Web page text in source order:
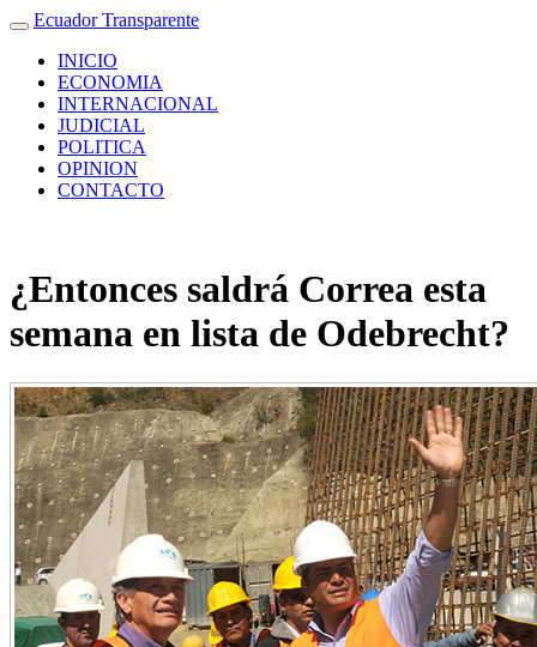
Ecuador Transparente
INICIO
ECONOMIA
INTERNACIONAL
JUDICIAL
POLITICA
OPINION
CONTACTO
¿Entonces saldrá Correa esta
semana en lista de Odebrecht?